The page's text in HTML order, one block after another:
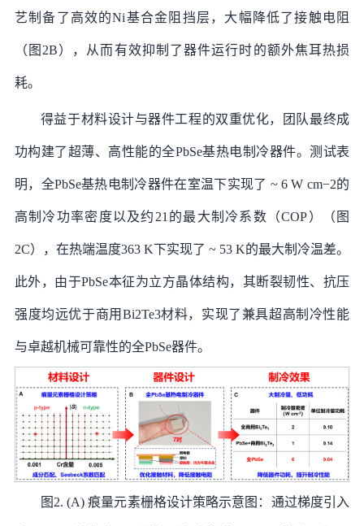
艺制备了高效的Ni基合金阻挡层，大幅降低了接触电阻
（图2B），从而有效抑制了器件运行时的额外焦耳热损
耗。
得益于材料设计与器件工程的双重优化，团队最终成
功构建了超薄、高性能的全PbSe基热电制冷器件。测试表
明，全PbSe基热电制冷器件在室温下实现了 ~ 6 W cm−2的
高制冷功率密度以及约21的最大制冷系数（COP）（图
2C），在热端温度363 K下实现了 ~ 53 K的最大制冷温差。
此外，由于PbSe本征为立方晶体结构，其断裂韧性、抗压
强度均远优于商用Bi2Te3材料，实现了兼具超高制冷性能
与卓越机械可靠性的全PbSe器件。
图2. (A) 痕量元素栅格设计策略示意图：通过梯度引入